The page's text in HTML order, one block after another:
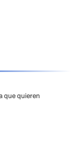
que quieren